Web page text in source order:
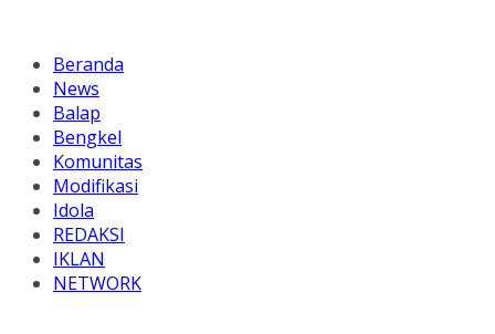
Beranda
News
Balap
Bengkel
Komunitas
Modifikasi
Idola
REDAKSI
IKLAN
NETWORK